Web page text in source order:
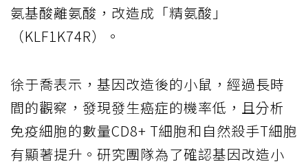
氨基酸離氨酸，改造成「精氨酸」
（KLF1K74R）。
徐于喬表示，基因改造後的小鼠，經過長時
間的觀察，發現發生癌症的機率低，且分析
免疫細胞的數量CD8+ T細胞和自然殺手T細胞
有顯著提升。研究團隊為了確認基因改造小